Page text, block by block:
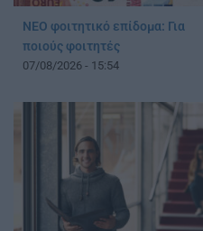
ΝΕΟ φοιτητικό επίδομα: Για
ποιούς φοιτητές
07/08/2026 - 15:54